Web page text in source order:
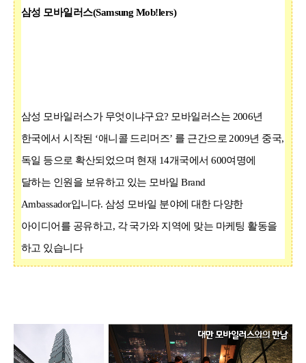
삼성 모바일러스(Samsung Mob!lers)
삼성 모바일러스가 무엇이냐구요? 모바일러스는 2006년
한국에서 시작된 ‘애니콜 드리머즈’ 를 근간으로 2009년 중국,
독일 등으로 확산되었으며 현재 14개국에서600여명에
달하는 인원을 보유하고 있는 모바일 Brand
Ambassador입니다. 삼성 모바일 분야에 대한 다양한
아이디어를 공유하고, 각 국가와 지역에 맞는 마케팅 활동을
하고 있습니다